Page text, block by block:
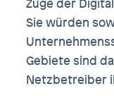
Zuge der
Sie würden
Gebiete sind
Netzbetreiber